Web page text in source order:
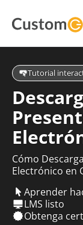
Tutorial
Cómo
Electrónico en
Aprender
LMS listo
Obtenga